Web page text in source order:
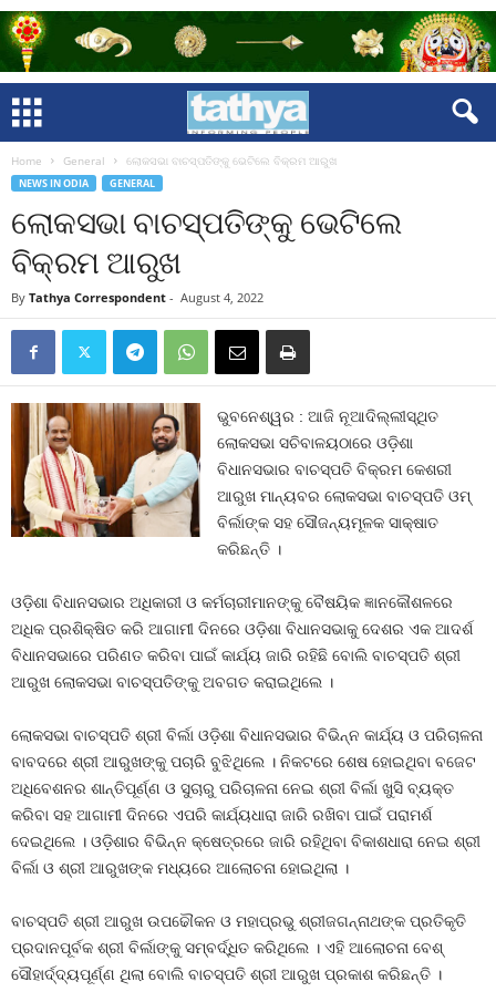
Home General ଲୋକସଭା ବାଚସ୍ପତିଙ୍କୁ ଭେଟିଲେ ବିକ୍ରମ ଆରୁଖ
NEWS IN ODIA GENERAL
ଲୋକସଭା ବାଚସ୍ପତିଙ୍କୁ ଭେଟିଲେ
ବିକ୍ରମ ଆରୁଖ
By Tathya Correspondent - August 4, 2022
ଭୁବନେଶ୍ୱର : ଆଜି ନୂଆଦିଲ୍ଲୀସ୍ଥିତ
ଲୋକସଭା ସଚିବାଳୟଠାରେ ଓଡ଼ିଶା
ବିଧାନସଭାର ବାଚସ୍ପତି ବିକ୍ରମ କେଶରୀ
ଆରୁଖ ମାନ୍ୟବର ଲୋକସଭା ବାଚସ୍ପତି ଓମ୍‌
ବିର୍ଲାଙ୍କ ସହ ସୌଜନ୍ୟମୂଳକ ସାକ୍ଷାତ
କରିଛନ୍ତି ।
ଓଡ଼ିଶା ବିଧାନସଭାର ଅଧିକାରୀ ଓ କର୍ମଚାରୀମାନଙ୍କୁ ବୈଷୟିକ ଜ୍ଞାନକୌଶଳରେ
ଅଧିକ ପ୍ରଶିକ୍ଷିତ କରି ଆଗାମୀ ଦିନରେ ଓଡ଼ିଶା ବିଧାନସଭାକୁ ଦେଶର ଏକ ଆଦର୍ଶ
ବିଧାନସଭାରେ ପରିଣତ କରିବା ପାଇଁ କାର୍ଯ୍ୟ ଜାରି ରହିଛି ବୋଲି ବାଚସ୍ପତି ଶ୍ରୀ
ଆରୁଖ ଲୋକସଭା ବାଚସ୍ପତିଙ୍କୁ ଅବଗତ କରାଇଥିଲେ ।
ଲୋକସଭା ବାଚସ୍ପତି ଶ୍ରୀ ବିର୍ଲା ଓଡ଼ିଶା ବିଧାନସଭାର ବିଭିନ୍ନ କାର୍ଯ୍ୟ ଓ ପରିଚାଳନା
ବାବଦରେ ଶ୍ରୀ ଆରୁଖଙ୍କୁ ପଚାରି ବୁଝିଥିଲେ । ନିକଟରେ ଶେଷ ହୋଇଥିବା ବଜେଟ
ଅଧିବେଶନର ଶାନ୍ତିପୂର୍ଣ୍ଣ ଓ ସୁଚାରୁ ପରିଚାଳନା ନେଇ ଶ୍ରୀ ବିର୍ଲା ଖୁସି ବ୍ୟକ୍ତ
କରିବା ସହ ଆଗାମୀ ଦିନରେ ଏପରି କାର୍ଯ୍ୟଧାରା ଜାରି ରଖିବା ପାଇଁ ପରାମର୍ଶ
ଦେଇଥିଲେ । ଓଡ଼ିଶାର ବିଭିନ୍ନ କ୍ଷେତ୍ରରେ ଜାରି ରହିଥିବା ବିକାଶଧାରା ନେଇ ଶ୍ରୀ
ବିର୍ଲା ଓ ଶ୍ରୀ ଆରୁଖଙ୍କ ମଧ୍ୟରେ ଆଲୋଚନା ହୋଇଥିଲା ।
ବାଚସ୍ପତି ଶ୍ରୀ ଆରୁଖ ଉପଢୌକନ ଓ ମହାପ୍ରଭୁ ଶ୍ରୀଜଗନ୍ନାଥଙ୍କ ପ୍ରତିକୃତି
ପ୍ରଦାନପୂର୍ବକ ଶ୍ରୀ ବିର୍ଲାଙ୍କୁ ସମ୍ବର୍ଦ୍ଧିତ କରିଥିଲେ । ଏହି ଆଲୋଚନା ବେଶ୍‌
ସୌହାର୍ଦ୍ଦ୍ୟପୂର୍ଣ୍ଣ ଥିଲା ବୋଲି ବାଚସ୍ପତି ଶ୍ରୀ ଆରୁଖ ପ୍ରକାଶ କରିଛନ୍ତି ।